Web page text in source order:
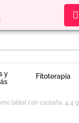
y
Fitoterapia
labial con castaña, 4,4 g